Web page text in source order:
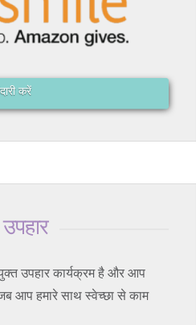
करें
उपहार कार्यक्रम है और आप
आप हमारे साथ स्वेच्छा से काम